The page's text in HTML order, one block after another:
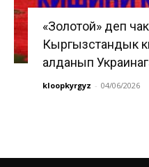
«Золотой» деп
Кыргызстандык
алданып
kloopkyrgyz - 04/06/2026